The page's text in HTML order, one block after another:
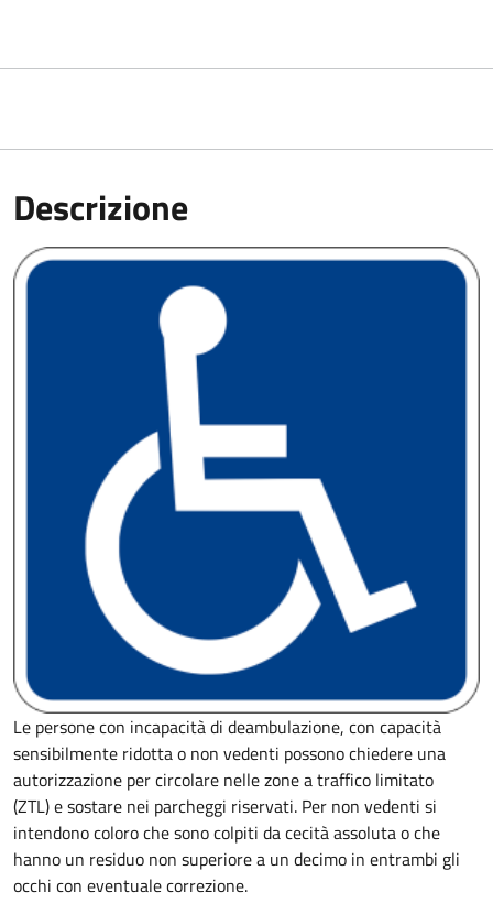
Descrizione
Le persone con incapacità di deambulazione, con capacità
sensibilmente ridotta o non vedenti possono chiedere una
autorizzazione per circolare nelle zone a traffico limitato
(ZTL) e sostare nei parcheggi riservati. Per non vedenti si
intendono coloro che sono colpiti da cecità assoluta o che
hanno un residuo non superiore a un decimo in entrambi gli
occhi con eventuale correzione.